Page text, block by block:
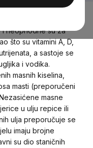
i neophodne su za
što su vitamini A, D,
a sastoje se
i vodika.
masnih kiselina,
masti (preporučeni
masne
u ulju repice ili
ulja preporučuje se
imaju brojne
su dio staničnih